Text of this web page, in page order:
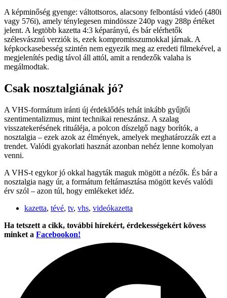
A képminőség gyenge: váltottsoros, alacsony felbontású videó (480i
vagy 576i), amely ténylegesen mindössze 240p vagy 288p értéket
jelent. A legtöbb kazetta 4:3 képarányú, és bár elérhetők
szélesvásznú verziók is, ezek kompromisszumokkal járnak. A
képkockasebesség szintén nem egyezik meg az eredeti filmekével, a
megjelenítés pedig távol áll attól, amit a rendezők valaha is
megálmodtak.
Csak nosztalgiának jó?
A VHS-formátum iránti új érdeklődés tehát inkább gyűjtői
szentimentalizmus, mint technikai reneszánsz. A szalag
visszatekerésének rituáléja, a polcon díszelgő nagy borítók, a
nosztalgia – ezek azok az élmények, amelyek meghatározzák ezt a
trendet. Valódi gyakorlati hasznát azonban nehéz lenne komolyan
venni.
A VHS-t egykor jó okkal hagyták maguk mögött a nézők. És bár a
nosztalgia nagy úr, a formátum feltámasztása mögött kevés valódi
érv szól – azon túl, hogy emlékeket idéz.
kazetta, tévé, tv, vhs, videókazetta
Ha tetszett a cikk, további hírekért, érdekességekért kövess
minket a Facebookon!